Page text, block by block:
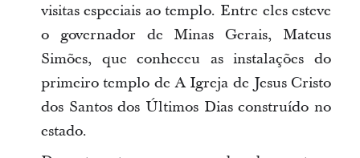
visitas especiais ao templo. Entre eles esteve
o governador de Minas Gerais, Mateus
Simões, que conheceu as instalações do
primeiro templo de A Igreja de Jesus Cristo
dos Santos dos Últimos Dias construído no
estado.